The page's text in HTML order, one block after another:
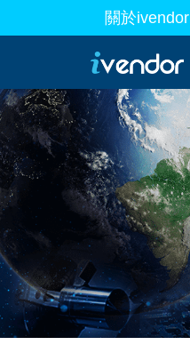
關於ivendor